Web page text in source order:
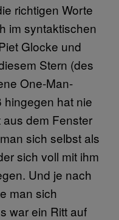
richtigen Worte
im syntaktischen
Glocke und
Stern (des
One-Man-
hat nie
dem Fenster
sich selbst als
sich voll mit ihm
Und je nach
man sich
war ein Ritt auf